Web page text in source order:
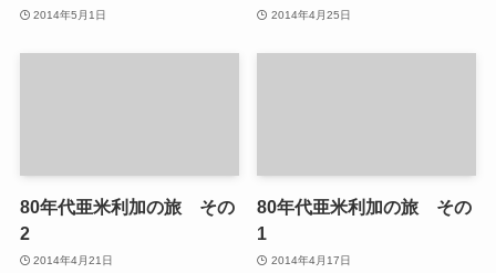
2014年5月1日 2014年4月25日
80年代亜米利加の旅 その
2
2014年4月21日
80年代亜米利加の旅 その
1
2014年4月17日